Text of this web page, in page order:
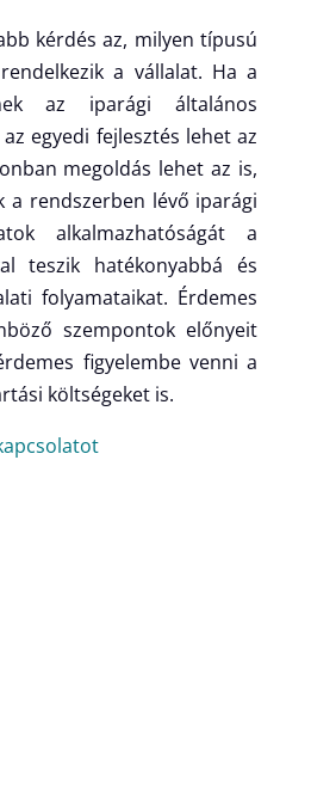
kérdés az, milyen típusú
a vállalat. Ha a
az iparági általános
egyedi fejlesztés lehet az
megoldás lehet az is,
a rendszerben lévő iparági
alkalmazhatóságát a
teszik hatékonyabbá és
folyamataikat. Érdemes
szempontok előnyeit
figyelembe venni a
költségeket is.